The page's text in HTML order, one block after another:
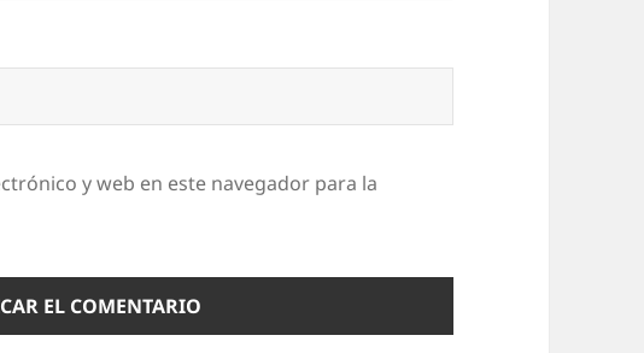
y web en este navegador para la